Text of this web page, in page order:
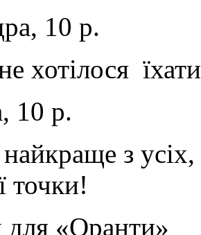
10 р.
хотілося
10 р.
з
точки!
для «Оранти»